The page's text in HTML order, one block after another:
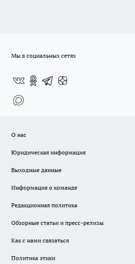
Мы в социальных сетях
О нас
Юридическая информация
Выходные данные
Информация о команде
Редакционная политика
Обзорные статьи и пресс-релизы
Как с нами связаться
Политика этики